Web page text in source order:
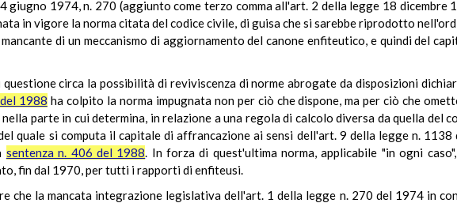
giugno 1974, n. 270 (aggiunto come terzo comma all'art. 2 della legge 18 dicembre
in vigore la norma citata del codice civile, di guisa che si sarebbe riprodotto
di un meccanismo di aggiornamento del canone enfiteutico, e quindi del
circa la possibilità di reviviscenza di norme abrogate da disposizioni
1988 ha colpito la norma impugnata non per ciò che dispone, ma per ciò che
parte in cui determina, in relazione a una regola di calcolo diversa da quella del
quale si computa il capitale di affrancazione ai sensi dell'art. 9 della legge n.
sentenza n. 406 del 1988. In forza di quest'ultima norma, applicabile "in ogni
fin dal 1970, per tutti i rapporti di enfiteusi.
che la mancata integrazione legislativa dell'art. 1 della legge n. 270 del 1974 in